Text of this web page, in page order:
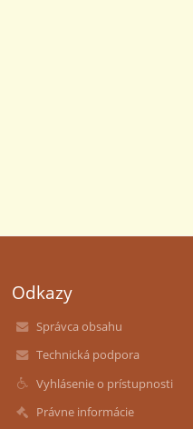
Odkazy
Správca obsahu
Technická podpora
Vyhlásenie o prístupnosti
Právne informácie